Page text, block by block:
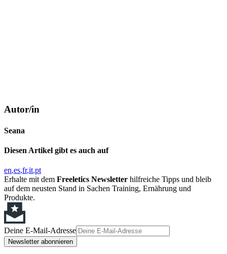
Autor/in
Seana
Diesen Artikel gibt es auch auf
en es fr it pt
Erhalte mit dem Freeletics Newsletter hilfreiche Tipps und bleib
auf dem neusten Stand in Sachen Training, Ernährung und
Produkte.
Deine E-Mail-Adresse
Newsletter abonnieren